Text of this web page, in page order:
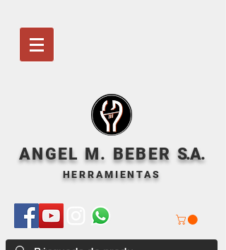
ANGEL M. BEBER S.A.
HERRAMIENTAS